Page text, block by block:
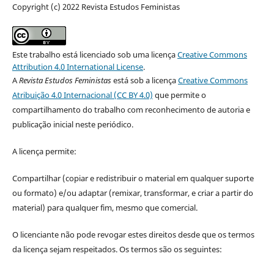
Copyright (c) 2022 Revista Estudos Feministas
Este trabalho está licenciado sob uma licençaCreative Commons
Attribution 4.0 International License.
ARevista Estudos Feministasestá sob a licençaCreative Commons
Atribuição 4.0 Internacional (CC BY 4.0) que permite o
compartilhamento do trabalho com reconhecimento de autoria e
publicação inicial neste periódico.
A licença permite:
Compartilhar (copiar e redistribuir o material em qualquer suporte
ou formato) e/ou adaptar (remixar, transformar, e criar a partir do
material) para qualquer fim, mesmo que comercial.
O licenciante não pode revogar estes direitos desde que os termos
da licença sejam respeitados. Os termos são os seguintes: